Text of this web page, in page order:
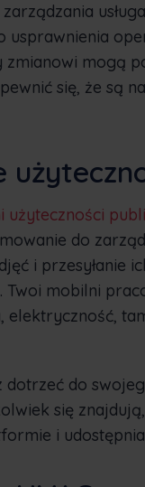
usprawnienia
zmianowi mogą
się, że są
użyteczności
do
i przesyłanie
Twoi mobilni
elektryczność,
dotrzeć do
się
i